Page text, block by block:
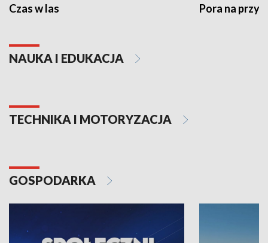
Czas w las Pora na
NAUKA I EDUKACJA
TECHNIKA I MOTORYZACJA
GOSPODARKA